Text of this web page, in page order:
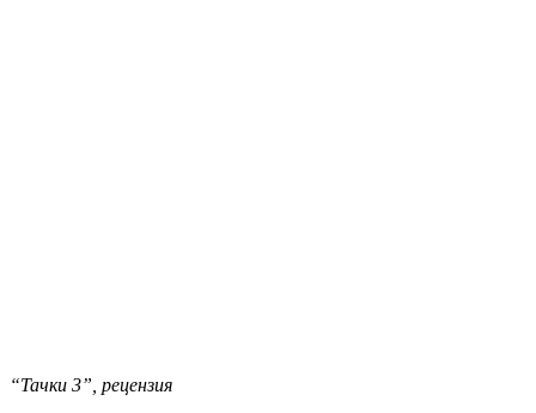
“Тачки 3”, рецензия